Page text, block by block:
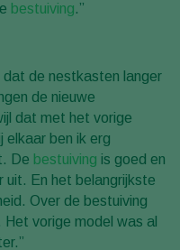
bestuiving.”
de nestkasten langer
de nieuwe
dat met het vorige
elkaar ben ik erg
De bestuiving is goed en
uit. En het belangrijkste
Over de bestuiving
vorige model was al